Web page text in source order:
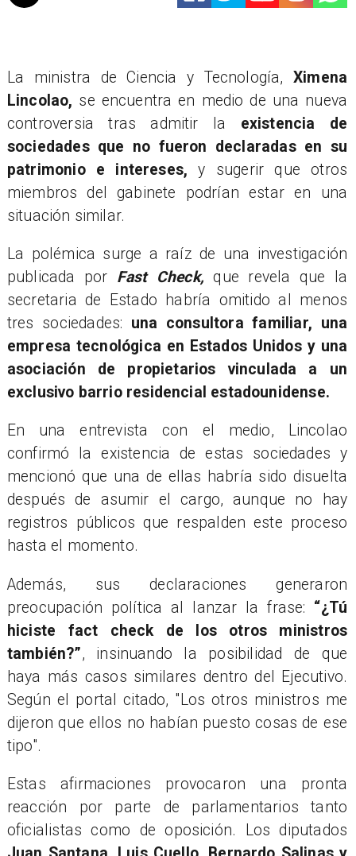
La ministra de Ciencia y Tecnología, Ximena
Lincolao, se encuentra en medio de una nueva
controversia tras admitir la existencia de
sociedades que no fueron declaradas en su
patrimonio e intereses, y sugerir que otros
miembros del gabinete podrían estar en una
situación similar.
La polémica surge a raíz de una investigación
publicada por Fast Check, que revela que la
secretaria de Estado habría omitido al menos
tres sociedades: una consultora familiar, una
empresa tecnológica en Estados Unidos y una
asociación de propietarios vinculada a un
exclusivo barrio residencial estadounidense.
En una entrevista con el medio, Lincolao
confirmó la existencia de estas sociedades y
mencionó que una de ellas habría sido disuelta
después de asumir el cargo, aunque no hay
registros públicos que respalden este proceso
hasta el momento.
Además, sus declaraciones generaron
preocupación política al lanzar la frase: “¿Tú
hiciste fact check de los otros ministros
también?”, insinuando la posibilidad de que
haya más casos similares dentro del Ejecutivo.
Según el portal citado, "Los otros ministros me
dijeron que ellos no habían puesto cosas de ese
tipo".
Estas afirmaciones provocaron una pronta
reacción por parte de parlamentarios tanto
oficialistas como de oposición. Los diputados